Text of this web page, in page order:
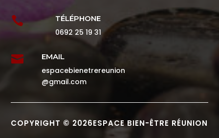
 TÉLÉPHONE
0692 25 19 31
 EMAIL
espacebienetrereunion
@gmail.com
COPYRIGHT © 2026ESPACE BIEN-ÊTRE RÉUNION